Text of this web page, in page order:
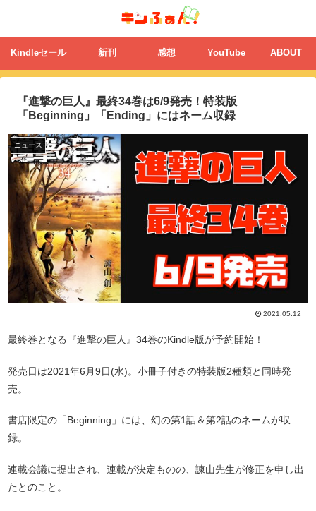
Kindleセール 新刊 感想 YouTube ABOUT
『進撃の巨人』最終34巻は6/9発売！特装版
「Beginning」「Ending」にはネーム収録
ニュース
2021.05.12
最終巻となる『進撃の巨人』34巻のKindle版が予約開始！
発売日は2021年6月9日(水)。小冊子付きの特装版2種類と同時発
売。
書店限定の「Beginning」には、幻の第1話＆第2話のネームが収
録。
連載会議に提出され、連載が決定ものの、諫山先生が修正を申し出
たとのこと。